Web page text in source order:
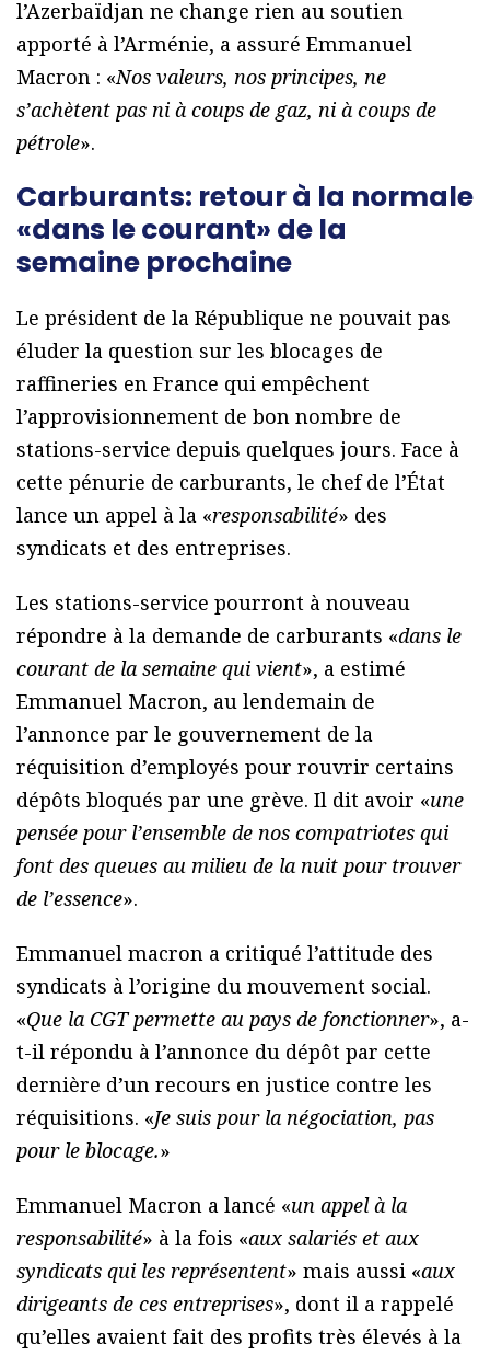
l’Azerbaïdjan ne change rien au soutien
apporté à l’Arménie, a assuré Emmanuel
Macron : «Nos valeurs, nos principes, ne
s’achètent pas ni à coups de gaz, ni à coups de
pétrole».
Carburants: retour à la normale
«dans le courant» de la
semaine prochaine
Le président de la République ne pouvait pas
éluder la question sur les blocages de
raffineries en France qui empêchent
l’approvisionnement de bon nombre de
stations-service depuis quelques jours. Face à
cette pénurie de carburants, le chef de l’État
lance un appel à la «responsabilité» des
syndicats et des entreprises.
Les stations-service pourront à nouveau
répondre à la demande de carburants «dans le
courant de la semaine qui vient», a estimé
Emmanuel Macron, au lendemain de
l’annonce par le gouvernement de la
réquisition d’employés pour rouvrir certains
dépôts bloqués par une grève. Il dit avoir «une
pensée pour l’ensemble de nos compatriotes qui
font des queues au milieu de la nuit pour trouver
de l’essence».
Emmanuel macron a critiqué l’attitude des
syndicats à l’origine du mouvement social.
«Que la CGT permette au pays de fonctionner», a-
t-il répondu à l’annonce du dépôt par cette
dernière d’un recours en justice contre les
réquisitions. «Je suis pour la négociation, pas
pour le blocage.»
Emmanuel Macron a lancé «un appel à la
responsabilité» à la fois «aux salariés et aux
syndicats qui les représentent» mais aussi «aux
dirigeants de ces entreprises», dont il a rappelé
qu’elles avaient fait des profits très élevés à la